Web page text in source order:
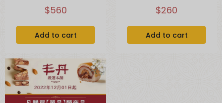
$560
Add to cart
$260
Add to cart